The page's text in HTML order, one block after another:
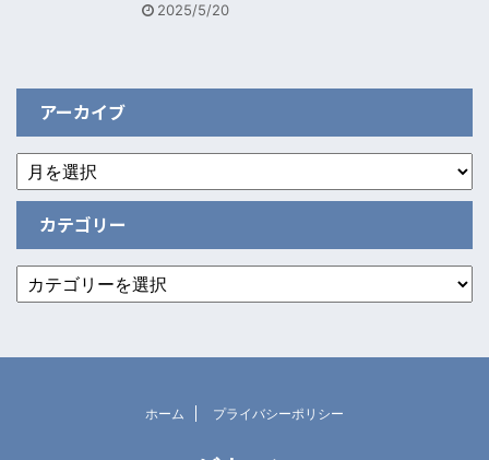
2025/5/20
アーカイブ
カテゴリー
ホーム プライバシーポリシー